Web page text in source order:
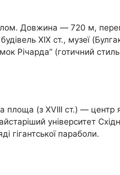
Довжина — 720 м,
XIX ст., музеї
Річарда” (готичний
(з XVIII ст.) — центр
університет
гігантської параболи.